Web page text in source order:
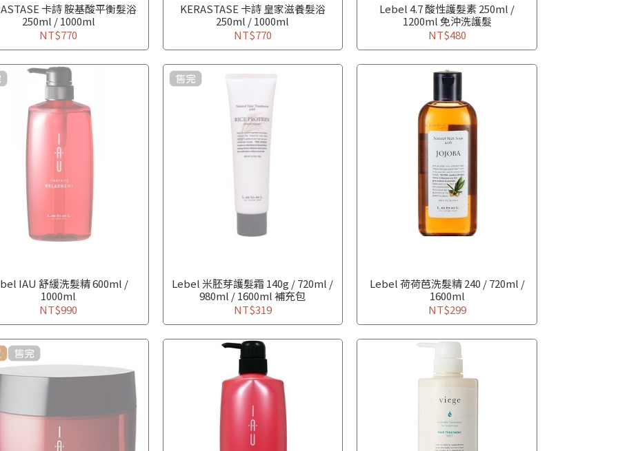
卡詩 胺基酸平衡髮浴
250ml / 1000ml
NT$770
KERASTASE 卡詩 皇家滋養髮浴
250ml / 1000ml
NT$770
Lebel 4.7 酸性護髮素 250ml /
1200ml 免沖洗護髮
NT$480
IAU 舒緩洗髮精 600ml /
1000ml
NT$990
Lebel 米胚芽護髮霜 140g / 720ml /
980ml / 1600ml 補充包
NT$319
Lebel 荷荷芭洗髮精 240 / 720ml /
1600ml
NT$299